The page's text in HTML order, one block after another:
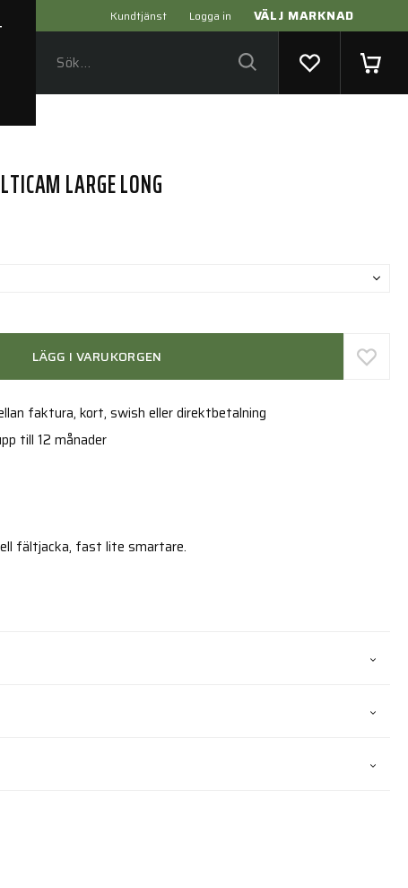
Kundtjänst Logga in VÄLJ MARKNAD
LARGE LONG
LÄGG I VARUKORGEN
faktura, kort, swish eller direktbetalning
till 12 månader
fältjacka, fast lite smartare.